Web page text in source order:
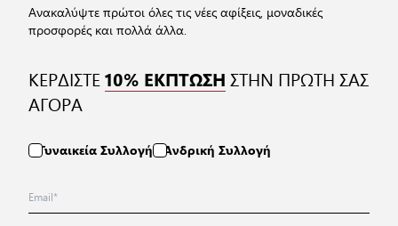
Ανακαλύψτε πρώτοι όλες τις νέες αφίξεις, μοναδικές
προσφορές και πολλά άλλα.
ΚΕΡΔΙΣΤΕ10% ΕΚΠΤΩΣΗ ΣΤΗΝ ΠΡΩΤΗ ΣΑΣ
ΑΓΟΡΑ
Γυναικεία Συλλογή Ανδρική Συλλογή